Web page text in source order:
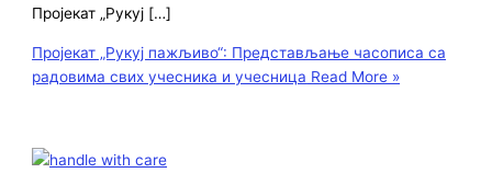
Пројекат „Рукуј […]
Пројекат „Рукуј пажљиво“: Представљање часописа са
радовима свих учесника и учесница Read More »